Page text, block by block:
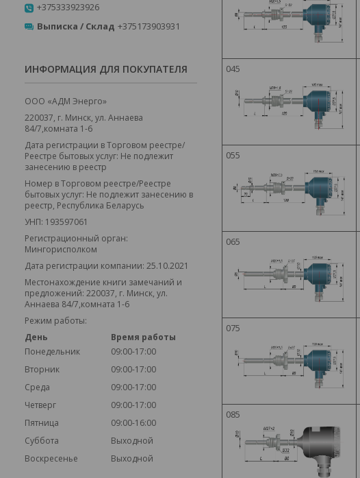
045
055
065
075
085
+375333923926
Выписка / Склад +375173903931
ИНФОРМАЦИЯ ДЛЯ ПОКУПАТЕЛЯ
ООО «АДМ Энерго»
220037, г. Минск, ул. Аннаева
84/7,комната 1-6
Дата регистрации в Торговом реестре/
Реестре бытовых услуг: Не подлежит
занесению в реестр
Номер в Торговом реестре/Реестре
бытовых услуг: Не подлежит занесению в
реестр, Республика Беларусь
УНП: 193597061
Регистрационный орган:
Мингорисполком
Дата регистрации компании: 25.10.2021
Местонахождение книги замечаний и
предложений: 220037, г. Минск, ул.
Аннаева 84/7,комната 1-6
Режим работы:
День
Время работы
Понедельник
09:00-17:00
Вторник
09:00-17:00
Среда
09:00-17:00
Четверг
09:00-17:00
Пятница
09:00-16:00
Суббота
Выходной
Воскресенье
Выходной